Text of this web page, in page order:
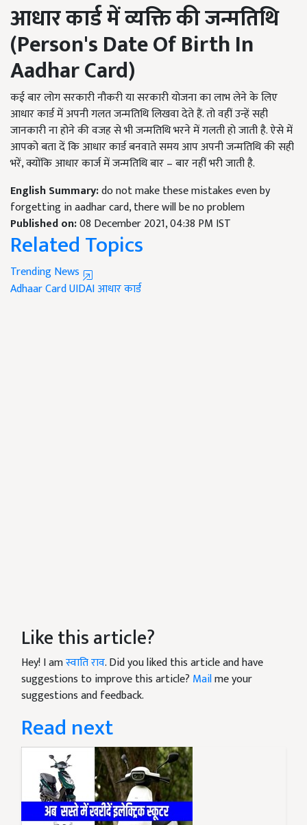
आधार कार्ड में व्यक्ति की जन्मतिथि
(Person's Date Of Birth In
Aadhar Card)
कई बार लोग सरकारी नौकरी या सरकारी योजना का लाभ लेने के लिए
आधार कार्ड में अपनी गलत जन्मतिथि लिखवा देते हैं. तो वहीं उन्हें सही
जानकारी ना होने की वजह से भी जन्मतिथि भरने में गलती हो जाती है. ऐसे में
आपको बता दें कि आधार कार्ड बनवाते समय आप अपनी जन्मतिथि की सही
भरें, क्योंकि आधार कार्ज में जन्मतिथि बार – बार नहीं भरी जाती है.
English Summary:do not make these mistakes even by
forgetting in aadhar card, there will be no problem
Published on:08 December 2021, 04:38 PM IST
Related Topics
Trending News
Adhaar CardUIDAIआधार कार्ड
Like this article?
Hey! I amस्वाति राव. Did you liked this article and have
suggestions to improve this article? Mailme your
suggestions and feedback.
Read next